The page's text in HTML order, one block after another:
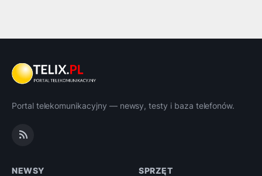
Portal telekomunikacyjny — newsy, testy i baza telefonów.
NEWSY SPRZĘT